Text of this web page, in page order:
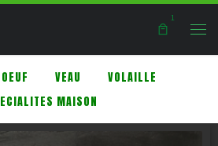
1
VEAU
VOLAILLE
MAISON